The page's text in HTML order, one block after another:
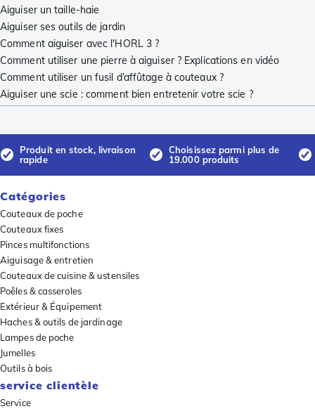
Aiguiser un taille-haie
Aiguiser ses outils de jardin
Comment aiguiser avec l'HORL 3 ?
Comment utiliser une pierre à aiguiser ? Explications en vidéo
Comment utiliser un fusil d’affûtage à couteaux ?
Aiguiser une scie : comment bien entretenir votre scie ?
Produit en stock, livraison
rapide
Choisissez parmi plus de
19.000 produits
Catégories
Couteaux de poche
Couteaux fixes
Pinces multifonctions
Aiguisage & entretien
Couteaux de cuisine & ustensiles
Poêles & casseroles
Extérieur & Équipement
Haches & outils de jardinage
Lampes de poche
Jumelles
Outils à bois
service clientèle
Service